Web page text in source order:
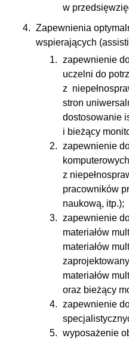
w
Zapewnienia
wspierających
zapewnienie
uczelni do
z
stron
dostosowanie
i bieżący
zapewnienie
z
pracowników
naukową, itp.);
zapewnienie
materiałów
materiałów
materiałów
oraz bieżący
zapewnienie
wyposażenie